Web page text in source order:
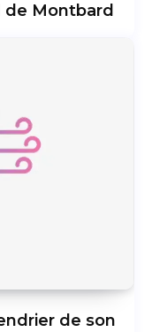
Montbard
de son